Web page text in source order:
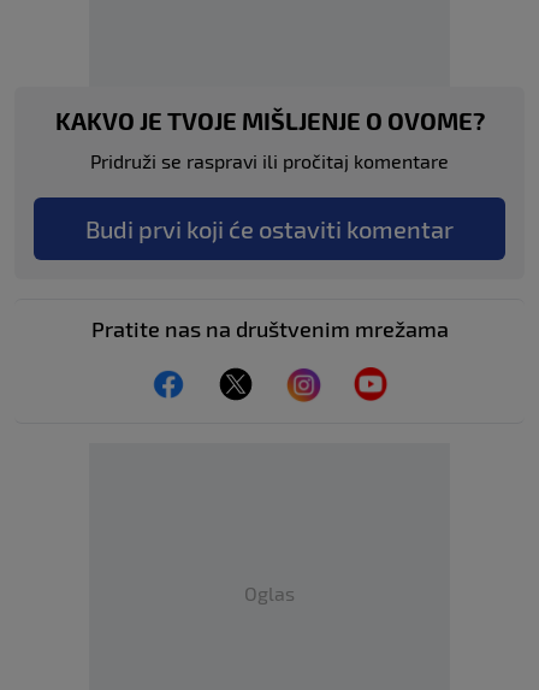
KAKVO JE TVOJE MIŠLJENJE O OVOME?
Pridruži se raspravi ili pročitaj komentare
Budi prvi koji će ostaviti komentar
Pratite nas na društvenim mrežama
Oglas